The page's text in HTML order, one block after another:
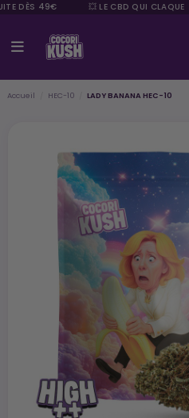
DÈS 49€ 💥 LE CBD QUI CLAQUE
Accueil HEC-10 LADY BANANA HEC-10